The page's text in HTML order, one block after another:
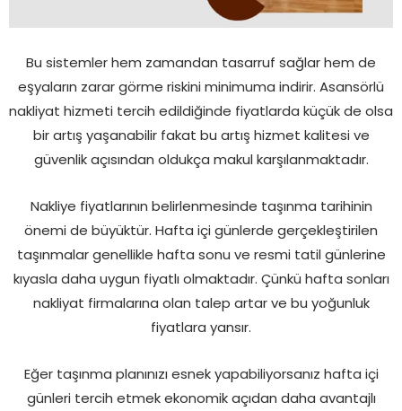
Bu sistemler hem zamandan tasarruf sağlar hem de
eşyaların zarar görme riskini minimuma indirir. Asansörlü
nakliyat hizmeti tercih edildiğinde fiyatlarda küçük de olsa
bir artış yaşanabilir fakat bu artış hizmet kalitesi ve
güvenlik açısından oldukça makul karşılanmaktadır.
Nakliye fiyatlarının belirlenmesinde taşınma tarihinin
önemi de büyüktür. Hafta içi günlerde gerçekleştirilen
taşınmalar genellikle hafta sonu ve resmi tatil günlerine
kıyasla daha uygun fiyatlı olmaktadır. Çünkü hafta sonları
nakliyat firmalarına olan talep artar ve bu yoğunluk
fiyatlara yansır.
Eğer taşınma planınızı esnek yapabiliyorsanız hafta içi
günleri tercih etmek ekonomik açıdan daha avantajlı